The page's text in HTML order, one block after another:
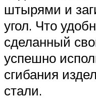
штырями и
угол. Что
сделанный
успешно
сгибания
стали.